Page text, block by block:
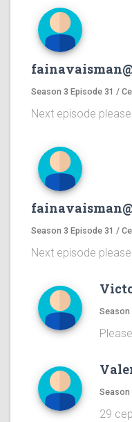
Season 3 Episode 31 /
Next episode please
Season 3 Episode 31 /
Next episode please
Season
Season
29